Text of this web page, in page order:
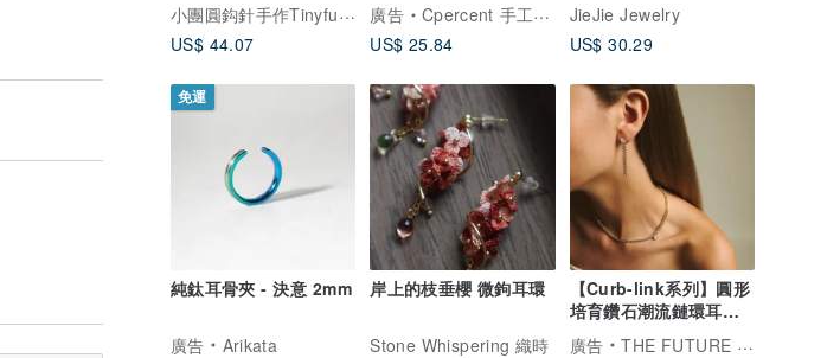
小團圓鈎針手作TinyfuzzballAccessories
US$ 44.07
廣告
Cpercent 手工飾品
US$ 25.84
JieJie Jewelry
US$ 30.29
免運
純鈦耳骨夾 - 決意 2mm
廣告
Arikata
岸上的枝垂櫻 微鉤耳環
Stone Whispering 織時
【Curb-link系列】圓形
培育鑽石潮流鏈環耳環
925純銀 18K鍍金
廣告
THE FUTURE ROCKS